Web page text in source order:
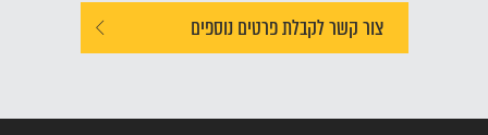
צור קשר לקבלת פרטים נוספים